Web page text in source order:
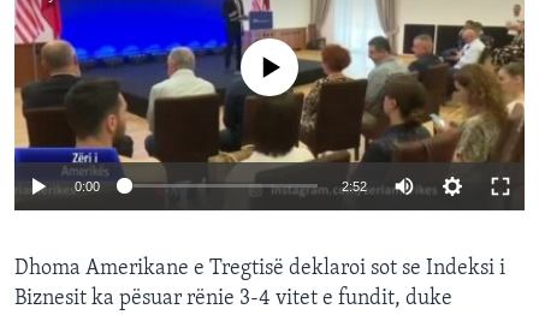
No media source currently available
0:00 2:52
Dhoma Amerikane e Tregtisë deklaroi sot se Indeksi i
Biznesit ka pësuar rënie 3-4 vitet e fundit, duke